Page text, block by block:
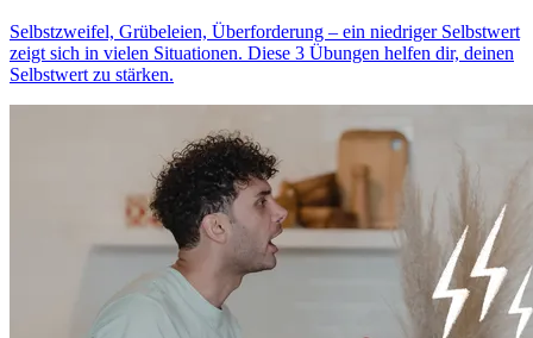
Selbstzweifel, Grübeleien, Überforderung – ein niedriger Selbstwert
zeigt sich in vielen Situationen. Diese 3 Übungen helfen dir, deinen
Selbstwert zu stärken.